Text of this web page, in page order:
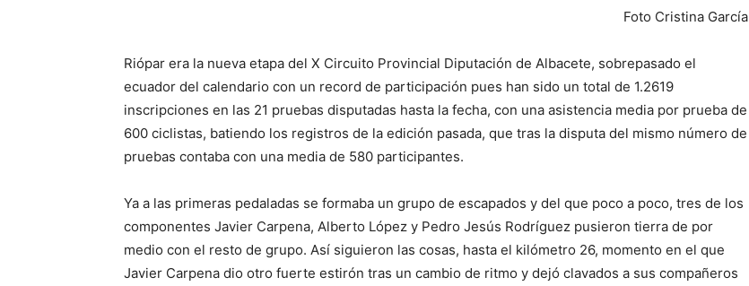
Foto Cristina García
Riópar era la nueva etapa del X Circuito Provincial Diputación de Albacete, sobrepasado el
ecuador del calendario con un record de participación pues han sido un total de 1.2619
inscripciones en las 21 pruebas disputadas hasta la fecha, con una asistencia media por prueba de
600 ciclistas, batiendo los registros de la edición pasada, que tras la disputa del mismo número de
pruebas contaba con una media de 580 participantes.
Ya a las primeras pedaladas se formaba un grupo de escapados y del que poco a poco, tres de los
componentes Javier Carpena, Alberto López y Pedro Jesús Rodríguez pusieron tierra de por
medio con el resto de grupo. Así siguieron las cosas, hasta el kilómetro 26, momento en el que
Javier Carpena dio otro fuerte estirón tras un cambio de ritmo y dejó clavados a sus compañeros